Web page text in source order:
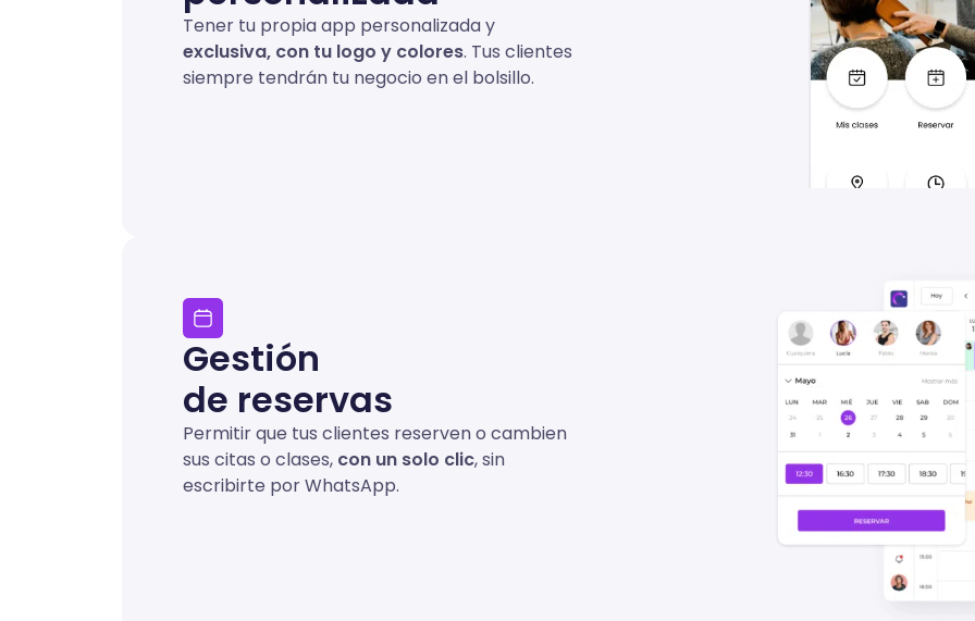
Tener tu propia app personalizada y
exclusiva, con tu logo y colores. Tus clientes
siempre tendrán tu negocio en el bolsillo.
Gestión
de reservas
Permitir que tus clientes reserven o cambien
sus citas o clases, con un solo clic, sin
escribirte por WhatsApp.